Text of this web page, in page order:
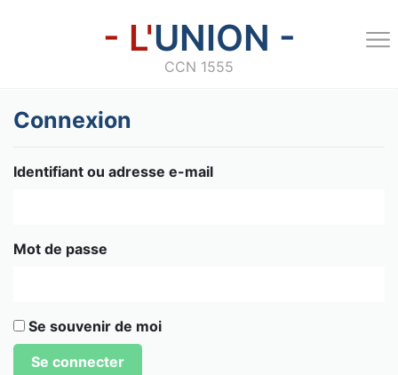
- L'UNION -
CCN 1555
Connexion
Identifiant ou adresse e-mail
Mot de passe
Se souvenir de moi